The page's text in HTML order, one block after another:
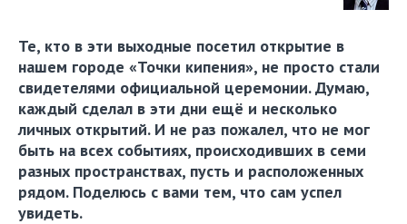
Те, кто в эти выходные посетил открытие в
нашем городе «Точки кипения», не просто стали
свидетелями официальной церемонии. Думаю,
каждый сделал в эти дни ещё и несколько
личных открытий. И не раз пожалел, что не мог
быть на всех событиях, происходивших в семи
разных пространствах, пусть и расположенных
рядом. Поделюсь с вами тем, что сам успел
увидеть.